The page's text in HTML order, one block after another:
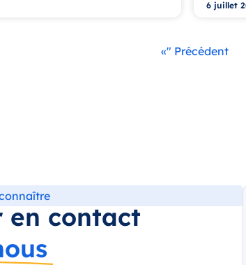
6 juillet
«" Précédent
en contact